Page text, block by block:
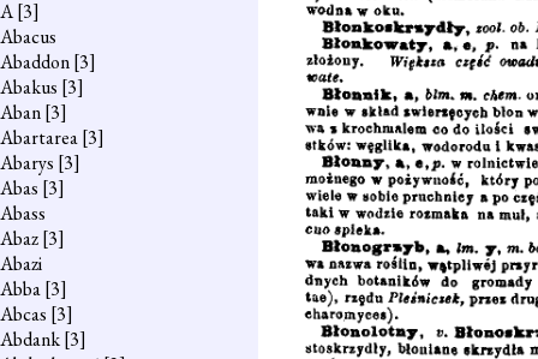
A[3]
Abacus
Abaddon[3]
Abakus [3]
Aban[3]
Abartarea[3]
Abarys [3]
Abas [3]
Abass
Abaz[3]
Abazi
Abba[3]
Abcas [3]
Abdank[3]